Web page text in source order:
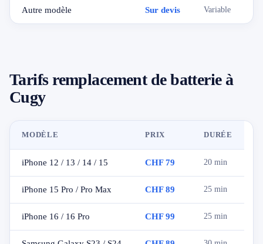
Autre modèle Sur devis Variable
Tarifs remplacement de batterie à
Cugy
MODÈLE PRIX DURÉE
iPhone 12 / 13 / 14 / 15 CHF 79 20 min
iPhone 15 Pro / Pro Max CHF 89 25 min
iPhone 16 / 16 Pro CHF 99 25 min